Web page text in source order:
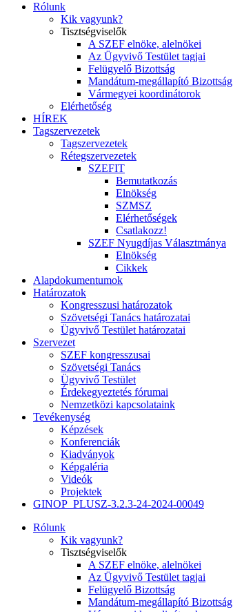
Rólunk
Kik vagyunk?
Tisztségviselők
A SZEF elnöke, alelnökei
Az Ügyvivő Testület tagjai
Felügyelő Bizottság
Mandátum-megállapító Bizottság
Vármegyei koordinátorok
Elérhetőség
HÍREK
Tagszervezetek
Tagszervezetek
Rétegszervezetek
SZEFIT
Bemutatkozás
Elnökség
SZMSZ
Elérhetőségek
Csatlakozz!
SZEF Nyugdíjas Választmánya
Elnökség
Cikkek
Alapdokumentumok
Határozatok
Kongresszusi határozatok
Szövetségi Tanács határozatai
Ügyvivő Testület határozatai
Szervezet
SZEF kongresszusai
Szövetségi Tanács
Ügyvivő Testület
Érdekegyeztetés fórumai
Nemzetközi kapcsolataink
Tevékenység
Képzések
Konferenciák
Kiadványok
Képgaléria
Videók
Projektek
GINOP_PLUSZ-3.2.3-24-2024-00049
Rólunk
Kik vagyunk?
Tisztségviselők
A SZEF elnöke, alelnökei
Az Ügyvivő Testület tagjai
Felügyelő Bizottság
Mandátum-megállapító Bizottság